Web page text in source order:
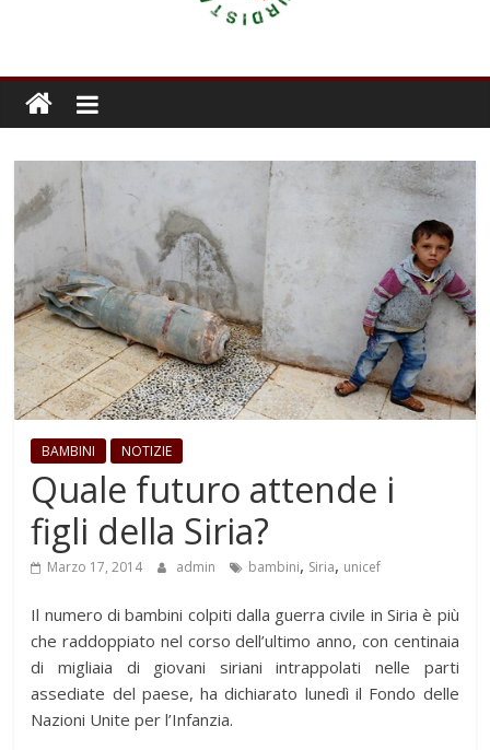
BAMBINI NOTIZIE
Quale futuro attende i
figli della Siria?
Marzo 17, 2014 admin bambini, Siria, unicef
Il numero di bambini colpiti dalla guerra civile in Siria è più
che raddoppiato nel corso dell’ultimo anno, con centinaia
di migliaia di giovani siriani intrappolati nelle parti
assediate del paese, ha dichiarato lunedì il Fondo delle
Nazioni Unite per l’Infanzia.